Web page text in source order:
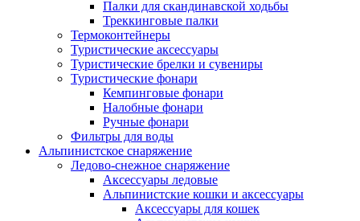
Палки для скандинавской ходьбы
Треккинговые палки
Термоконтейнеры
Туристические аксессуары
Туристические брелки и сувениры
Туристические фонари
Кемпинговые фонари
Налобные фонари
Ручные фонари
Фильтры для воды
Альпинистское снаряжение
Ледово-снежное снаряжение
Аксессуары ледовые
Альпинистские кошки и аксессуары
Аксессуары для кошек